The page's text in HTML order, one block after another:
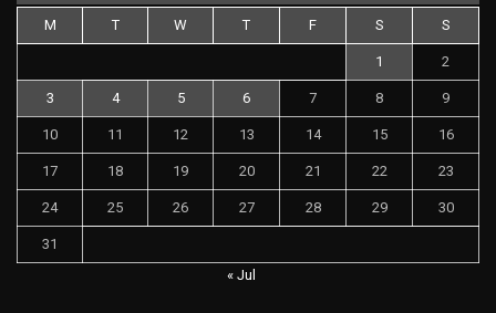
M T W T F S S
1 2
3 4 5 6 7 8 9
10 11 12 13 14 15 16
17 18 19 20 21 22 23
24 25 26 27 28 29 30
31
« Jul